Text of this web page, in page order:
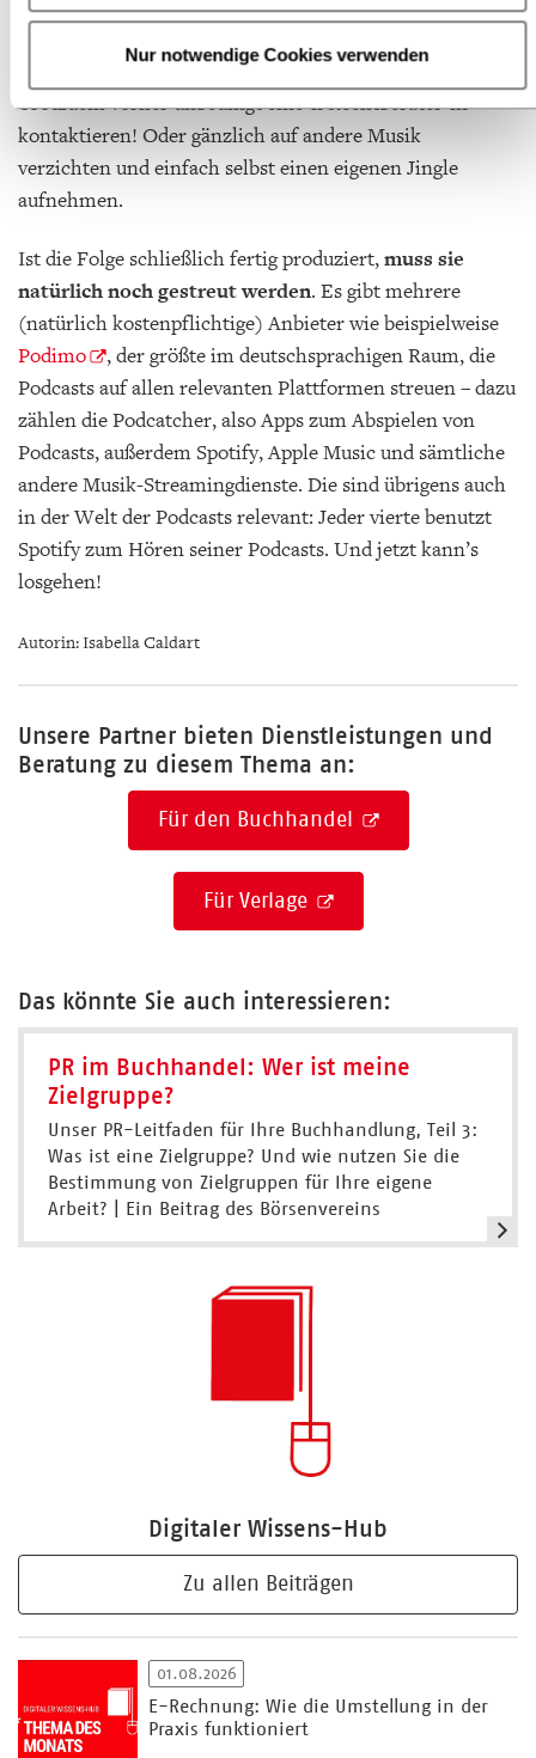
Nur notwendige Cookies verwenden
Urheberrecht bei fremder Musik und Sounds. Für
Musikstücks im eigenen Podcast verwenden darf.
Trotzdem vorher unbedingt eine*n Rechtberater*in
kontaktieren! Oder gänzlich auf andere Musik
verzichten und einfach selbst einen eigenen Jingle
aufnehmen.
Ist die Folge schließlich fertig produziert,muss sie
natürlich noch gestreut werden. Es gibt mehrere
(natürlich kostenpflichtige) Anbieter wie beispielweise
Podimo
, der größte im deutschsprachigen Raum, die
Podcasts auf allen relevanten Plattformen streuen – dazu
zählen die Podcatcher, also Apps zum Abspielen von
Podcasts, außerdem Spotify, Apple Music und sämtliche
andere Musik-Streamingdienste. Die sind übrigens auch
in der Welt der Podcasts relevant: Jeder vierte benutzt
Spotify zum Hören seiner Podcasts. Und jetzt kann’s
losgehen!
Autorin: Isabella Caldart
Unsere Partner bieten Dienstleistungen und
Beratung zu diesem Thema an:
Für den Buchhandel
Für Verlage
Das könnte Sie auch interessieren:
PR im Buchhandel: Wer ist meine
Zielgruppe?
Unser PR-Leitfaden für Ihre Buchhandlung, Teil 3:
Was ist eine Zielgruppe? Und wie nutzen Sie die
Bestimmung von Zielgruppen für Ihre eigene
Arbeit? | Ein Beitrag des Börsenvereins
Digitaler Wissens-Hub
Zu allen Beiträgen
01.08.2026
E-Rechnung: Wie die Umstellung in der
Praxis funktioniert